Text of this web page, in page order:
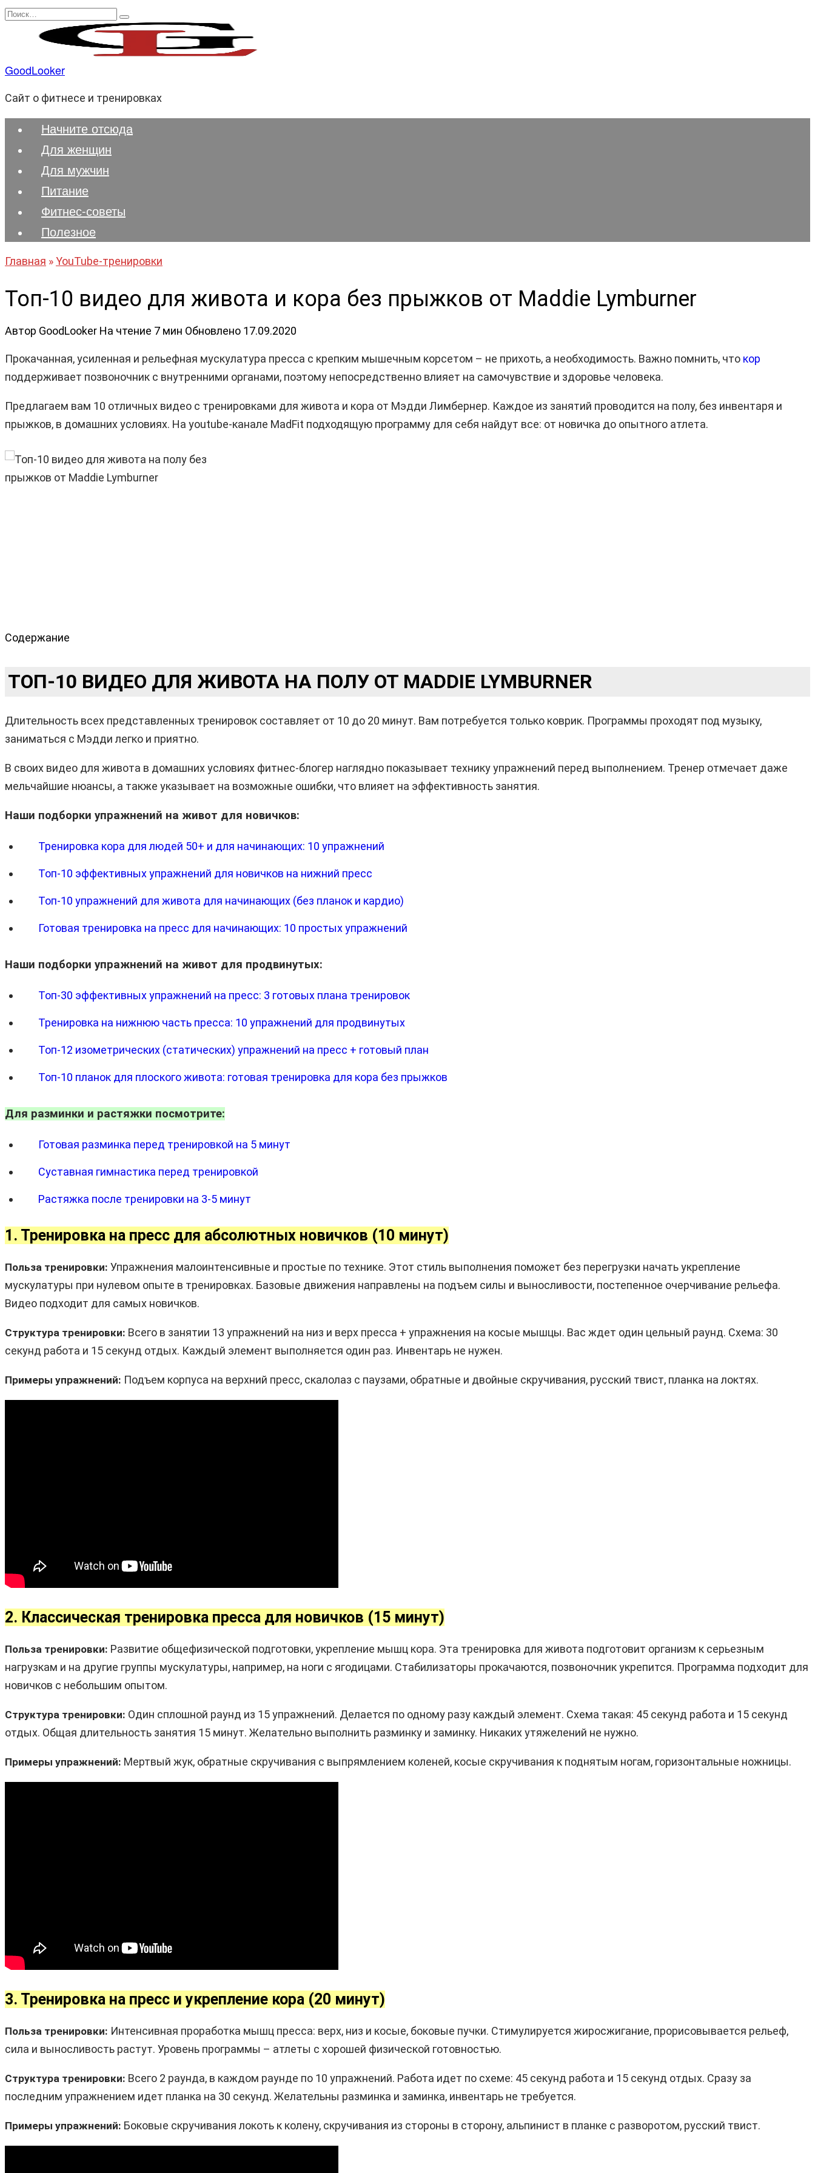
Перейти
содержанию
Search
GoodLooker
Сайт о фитнесе и тренировках
Начните отсюда
Для женщин
Для мужчин
Питание
Фитнес-советы
Полезноe
Главная »YouTube-тренировки
Топ-10 видео для живота и кора без прыжков от Maddie Lymburner
Автор GoodLooker На чтение 7 мин Обновлено 17.09.2020
Прокачанная, усиленная и рельефная мускулатура пресса с крепким мышечным корсетом – не прихоть, а необходимость. Важно помнить, что кор
поддерживает позвоночник с внутренними органами, поэтому непосредственно влияет на самочувствие и здоровье человека.
Предлагаем вам 10 отличных видео с тренировками для живота и кора от Мэдди Лимбернер. Каждое из занятий проводится на полу, без инвентаря и
прыжков, в домашних условиях. На youtube-канале MadFit подходящую программу для себя найдут все: от новичка до опытного атлета.
Содержание
ТОП-10 ВИДЕО ДЛЯ ЖИВОТА НА ПОЛУ ОТ MADDIE LYMBURNER
Длительность всех представленных тренировок составляет от 10 до 20 минут. Вам потребуется только коврик. Программы проходят под музыку,
заниматься с Мэдди легко и приятно.
В своих видео для живота в домашних условиях фитнес-блогер наглядно показывает технику упражнений перед выполнением. Тренер отмечает даже
мельчайшие нюансы, а также указывает на возможные ошибки, что влияет на эффективность занятия.
Наши подборки упражнений на живот для новичков:
Тренировка кора для людей 50+ и для начинающих: 10 упражнений
Топ-10 эффективных упражнений для новичков на нижний пресс
Топ-10 упражнений для живота для начинающих (без планок и кардио)
Готовая тренировка на пресс для начинающих: 10 простых упражнений
Наши подборки упражнений на живот для продвинутых:
Топ-30 эффективных упражнений на пресс: 3 готовых плана тренировок
Тренировка на нижнюю часть пресса: 10 упражнений для продвинутых
Топ-12 изометрических (статических) упражнений на пресс + готовый план
Топ-10 планок для плоского живота: готовая тренировка для кора без прыжков
Для разминки и растяжки посмотрите:
Готовая разминка перед тренировкой на 5 минут
Суставная гимнастика перед тренировкой
Растяжка после тренировки на 3-5 минут
1. Тренировка на пресс для абсолютных новичков (10 минут)
Польза тренировки: Упражнения малоинтенсивные и простые по технике. Этот стиль выполнения поможет без перегрузки начать укрепление
мускулатуры при нулевом опыте в тренировках. Базовые движения направлены на подъем силы и выносливости, постепенное очерчивание рельефа.
Видео подходит для самых новичков.
Структура тренировки: Всего в занятии 13 упражнений на низ и верх пресса + упражнения на косые мышцы. Вас ждет один цельный раунд. Схема: 30
секунд работа и 15 секунд отдых. Каждый элемент выполняется один раз. Инвентарь не нужен.
Примеры упражнений: Подъем корпуса на верхний пресс, скалолаз с паузами, обратные и двойные скручивания, русский твист, планка на локтях.
2. Классическая тренировка пресса для новичков (15 минут)
Польза тренировки: Развитие общефизической подготовки, укрепление мышц кора. Эта тренировка для живота подготовит организм к серьезным
нагрузкам и на другие группы мускулатуры, например, на ноги с ягодицами. Стабилизаторы прокачаются, позвоночник укрепится. Программа подходит для
новичков с небольшим опытом.
Структура тренировки: Один сплошной раунд из 15 упражнений. Делается по одному разу каждый элемент. Схема такая: 45 секунд работа и 15 секунд
отдых. Общая длительность занятия 15 минут. Желательно выполнить разминку и заминку. Никаких утяжелений не нужно.
Примеры упражнений: Мертвый жук, обратные скручивания с выпрямлением коленей, косые скручивания к поднятым ногам, горизонтальные ножницы.
3. Тренировка на пресс и укрепление кора (20 минут)
Польза тренировки: Интенсивная проработка мышц пресса: верх, низ и косые, боковые пучки. Стимулируется жиросжигание, прорисовывается рельеф,
сила и выносливость растут. Уровень программы – атлеты с хорошей физической готовностью.
Структура тренировки: Всего 2 раунда, в каждом раунде по 10 упражнений. Работа идет по схеме: 45 секунд работа и 15 секунд отдых. Сразу за
последним упражнением идет планка на 30 секунд. Желательны разминка и заминка, инвентарь не требуется.
Примеры упражнений: Боковые скручивания локоть к колену, скручивания из стороны в сторону, альпинист в планке с разворотом, русский твист.